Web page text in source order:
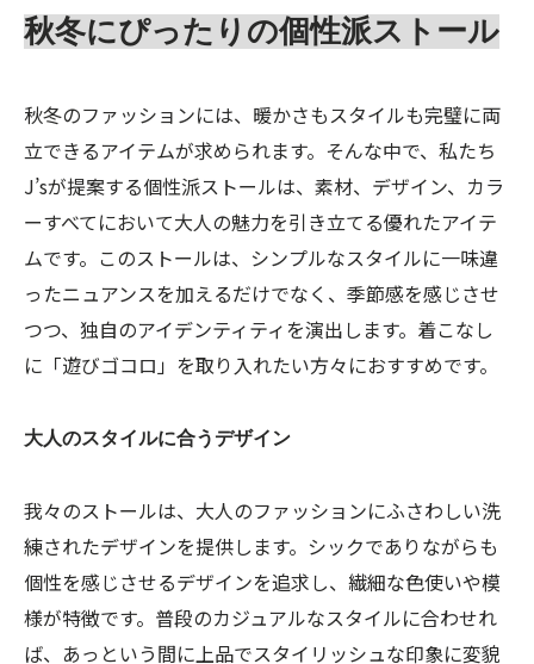
秋冬にぴったりの個性派ストール
秋冬のファッションには、暖かさもスタイルも完璧に両
立できるアイテムが求められます。そんな中で、私たち
J’sが提案する個性派ストールは、素材、デザイン、カラ
ーすべてにおいて大人の魅力を引き立てる優れたアイテ
ムです。このストールは、シンプルなスタイルに一味違
ったニュアンスを加えるだけでなく、季節感を感じさせ
つつ、独自のアイデンティティを演出します。着こなし
に「遊びゴコロ」を取り入れたい方々におすすめです。
大人のスタイルに合うデザイン
我々のストールは、大人のファッションにふさわしい洗
練されたデザインを提供します。シックでありながらも
個性を感じさせるデザインを追求し、繊細な色使いや模
様が特徴です。普段のカジュアルなスタイルに合わせれ
ば、あっという間に上品でスタイリッシュな印象に変貌